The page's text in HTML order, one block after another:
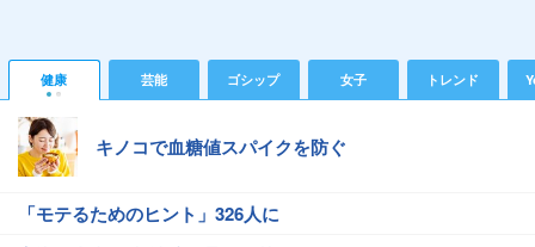
健康 芸能 ゴシップ 女子 トレンド
キノコで血糖値スパイクを防ぐ
「モテるためのヒント」326人に